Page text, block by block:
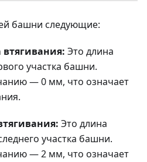
башни следующие:
Это длина
участка башни.
— 0 мм, что означает
Это длина
участка башни.
— 2 мм, что означает